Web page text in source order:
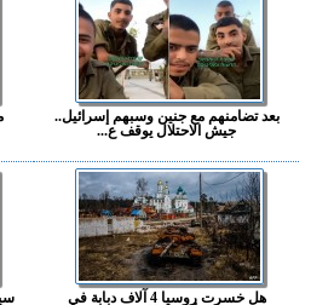
بعد تضامنهم مع جنين وسبهم إسرائيل..
جيش الاحتلال يوقف ع...
هل خسرت روسيا 4 آلاف دبابة في